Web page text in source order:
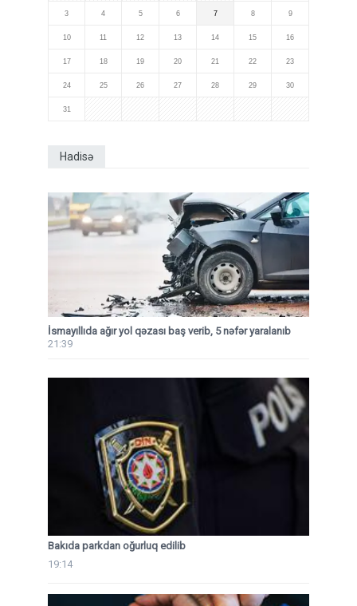
3 4 5 6 7 8 9
10 11 12 13 14 15 16
17 18 19 20 21 22 23
24 25 26 27 28 29 30
31
Hadisə
İsmayıllıda ağır yol qəzası baş verib, 5 nəfər yaralanıb
21:39
Bakıda parkdan oğurluq edilib
19:14